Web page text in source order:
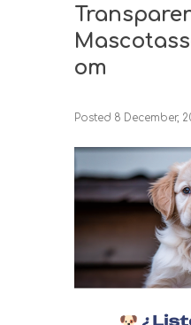
om
Posted 8 December,